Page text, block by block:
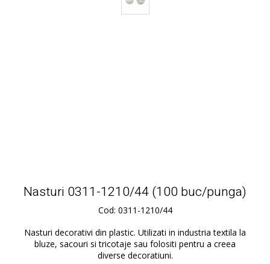
Nasturi 0311-1210/44 (100 buc/punga)
Cod: 0311-1210/44
Nasturi decorativi din plastic. Utilizati in industria textila la
bluze, sacouri si tricotaje sau folositi pentru a creea
diverse decoratiuni.